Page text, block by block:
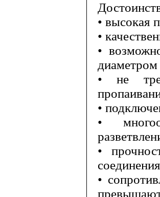
• высокая
•
•
• не
•
•
•
соединения
•